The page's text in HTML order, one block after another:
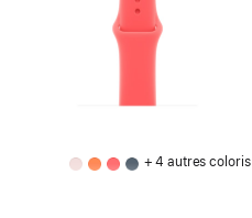
+ 4 autres coloris